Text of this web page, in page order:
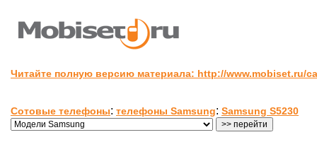
Читайте полную версию материала: http://www.mobiset.ru/
Сотовые телефоны: телефоны Samsung: Samsung S5230